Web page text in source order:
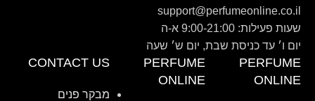
support@perfumeonline.co.il
שעות פעילות: 9:00-21:00 א-ה
יום ו׳ עד כניסת שבת, יום ש׳ שעה
PERFUME
ONLINE
PERFUME
ONLINE
CONTACT US
מבקר פנים